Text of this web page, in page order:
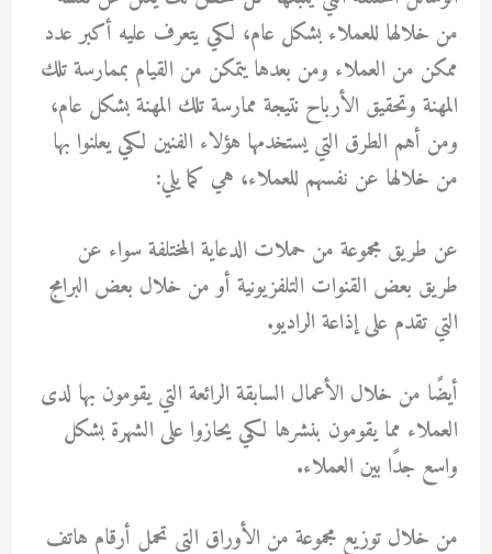
من خلالها للعملاء بشكل عام، لكي يتعرف عليه أكبر عدد
ممكن من العملاء ومن بعدها يتمكن من القيام بممارسة تلك
المهنة وتحقيق الأرباح نتيجة ممارسة تلك المهنة بشكل عام،
ومن أهم الطرق التي يستخدمها هؤلاء الفنين لكي يعلنوا بها
من خلالها عن نفسهم للعملاء، هي كما يلي:
عن طريق مجموعة من حملات الدعاية المختلفة سواء عن
طريق بعض القنوات التلفزيونية أو من خلال بعض البرامج
التي تقدم على إذاعة الراديو.
أيضًا من خلال الأعمال السابقة الرائعة التي يقومون بها لدى
العملاء مما يقومون بنشرها لكي يحازوا على الشهرة بشكل
واسع جدًا بين العملاء.
من خلال توزيع مجموعة من الأوراق التي تحمل أرقام هاتف